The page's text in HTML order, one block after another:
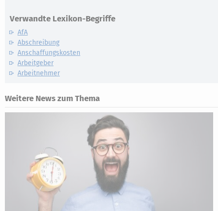
Verwandte Lexikon-Begriffe
AfA
Abschreibung
Anschaffungskosten
Arbeitgeber
Arbeitnehmer
Weitere News zum Thema